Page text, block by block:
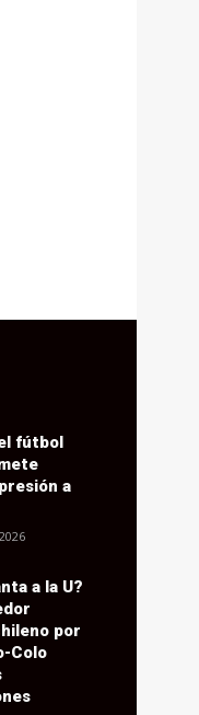
fútbol
a
a la U?
por
Colo